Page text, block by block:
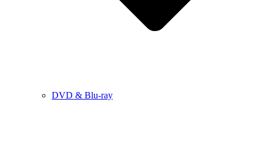
DVD & Blu-ray